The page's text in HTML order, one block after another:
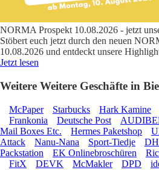
NORMA Prospekt 10.08.2026 - jetzt
Stöbert euch jetzt durch den neuen
10.08.2026 und entdeckt unsere
Jetzt lesen
Weitere Weitere Geschäfte in
McPaper Starbucks Hark Kamine
Frankonia
Deutsche Post
Mail Boxes Etc.
Hermes Paketshop
Attack
Nanu-Nana Sport-Tiedje
Packstation
EK Onlinebroschüren
FitX
DEVK McMakler DPD